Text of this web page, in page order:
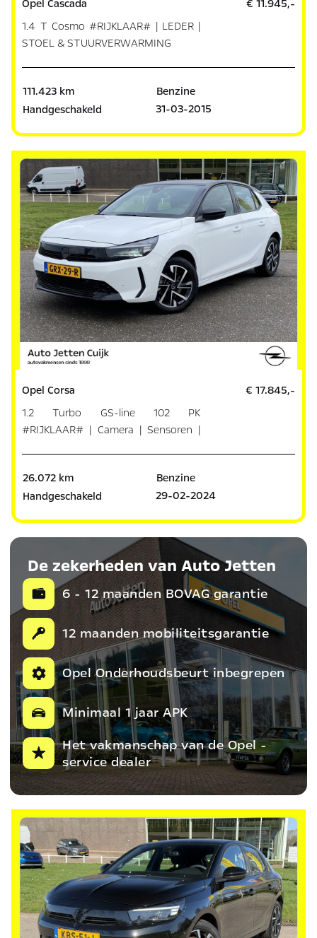
Opel Cascada
1.4 T Cosmo #RIJKLAAR# | LEDER |
STOEL & STUURVERWARMING
€ 11.945,-
111.423 km
Benzine
Handgeschakeld
31-03-2015
Opel Corsa
1.2 Turbo GS-line 102 PK
#RIJKLAAR# | Camera | Sensoren |
€ 17.845,-
26.072 km
Benzine
Handgeschakeld
29-02-2024
De zekerheden van Auto Jetten
6 - 12 maanden BOVAG garantie
12 maanden mobiliteitsgarantie
Opel Onderhoudsbeurt inbegrepen
Minimaal 1 jaar APK
Het vakmanschap van de Opel -
service dealer